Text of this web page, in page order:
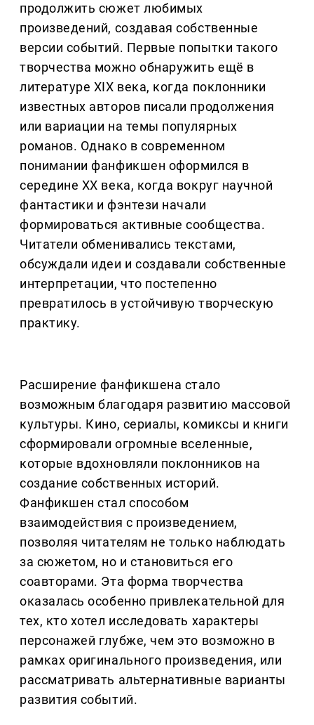
продолжить сюжет любимых
произведений, создавая собственные
версии событий. Первые попытки такого
творчества можно обнаружить ещё в
литературе XIX века, когда поклонники
известных авторов писали продолжения
или вариации на темы популярных
романов. Однако в современном
понимании фанфикшен оформился в
середине XX века, когда вокруг научной
фантастики и фэнтези начали
формироваться активные сообщества.
Читатели обменивались текстами,
обсуждали идеи и создавали собственные
интерпретации, что постепенно
превратилось в устойчивую творческую
практику.
Расширение фанфикшена стало
возможным благодаря развитию массовой
культуры. Кино, сериалы, комиксы и книги
сформировали огромные вселенные,
которые вдохновляли поклонников на
создание собственных историй.
Фанфикшен стал способом
взаимодействия с произведением,
позволяя читателям не только наблюдать
за сюжетом, но и становиться его
соавторами. Эта форма творчества
оказалась особенно привлекательной для
тех, кто хотел исследовать характеры
персонажей глубже, чем это возможно в
рамках оригинального произведения, или
рассматривать альтернативные варианты
развития событий.